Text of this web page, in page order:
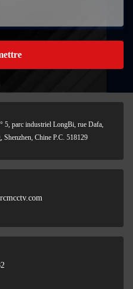
5, parc industriel LongBi, rue Dafa,
Shenzhen, Chine P.C. 518129